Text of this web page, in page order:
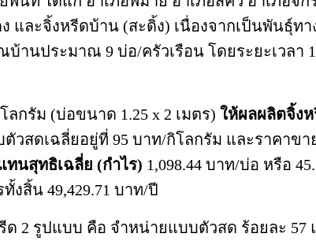
ละจิ้งหรีดบ้าน (สะดิ้ง) เนื่องจากเป็นพันธุ์ทา
นประมาณ 9 บ่อ/ครัวเรือน โดยระยะเวลา
ลกรัม (บ่อขนาด 1.25 x 2 เมตร) ให้ผลผลิตจิ้ง
สดเฉลี่ยอยู่ที่ 95 บาท/กิโลกรัม และราคาขา
ทนสุทธิเฉลี่ย (กำไร) 1,098.44 บาท/บ่อ หรือ
งสิ้น 49,429.71 บาท/ปี
2 รูปแบบ คือ จำหน่ายแบบตัวสด ร้อยละ 57